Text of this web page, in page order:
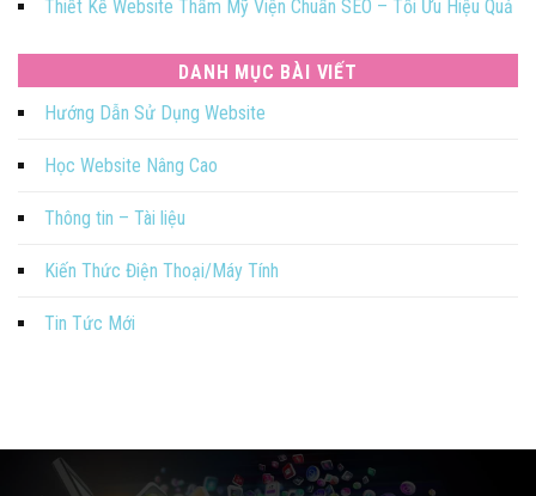
Thiết Kế Website Thẩm Mỹ Viện Chuẩn SEO – Tối Ưu Hiệu Quả
DANH MỤC BÀI VIẾT
Hướng Dẫn Sử Dụng Website
Học Website Nâng Cao
Thông tin – Tài liệu
Kiến Thức Điện Thoại/Máy Tính
Tin Tức Mới